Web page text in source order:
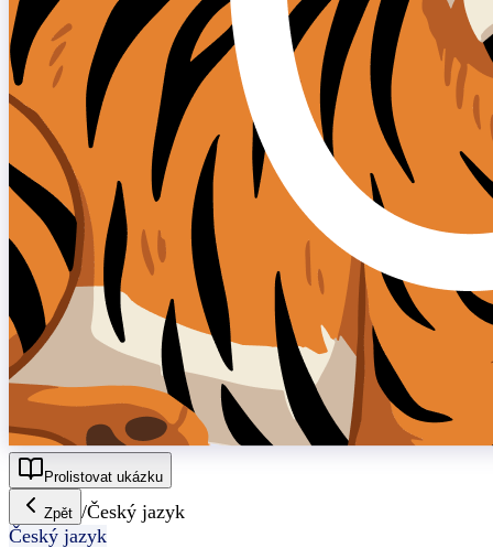
Prolistovat ukázku
Zpět /Český jazyk
Český jazyk